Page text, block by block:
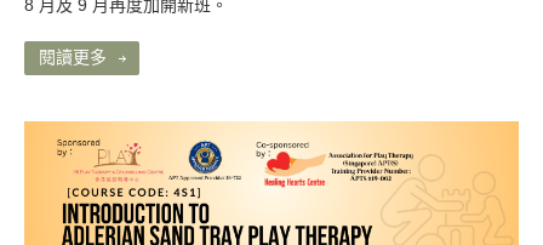
8 月及 9 月再度加開新班。
閱讀更多